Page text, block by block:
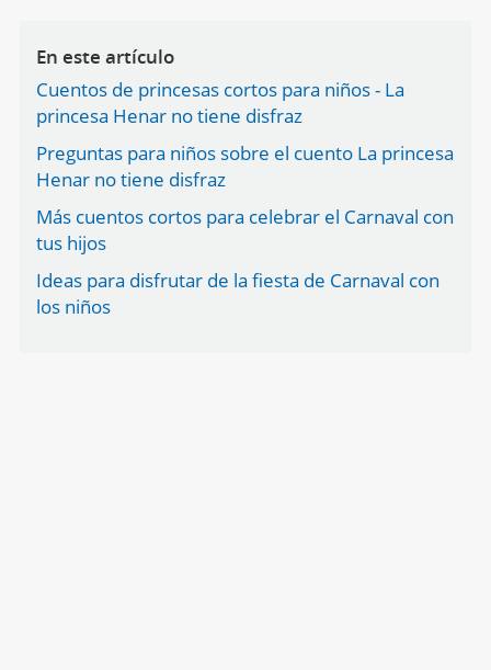
En este artículo
Cuentos de princesas cortos para niños - La
princesa Henar no tiene disfraz
Preguntas para niños sobre el cuento La princesa
Henar no tiene disfraz
Más cuentos cortos para celebrar el Carnaval con
tus hijos
Ideas para disfrutar de la fiesta de Carnaval con
los niños